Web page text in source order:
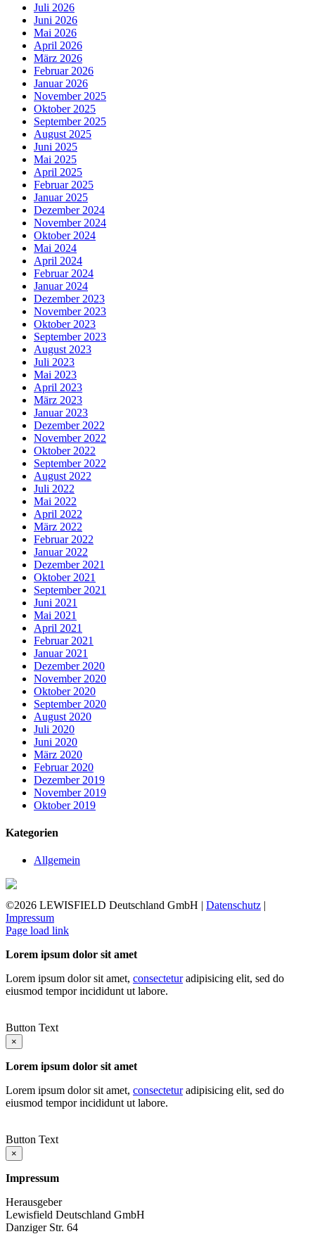
Juli 2026
Juni 2026
Mai 2026
April 2026
März 2026
Februar 2026
Januar 2026
November 2025
Oktober 2025
September 2025
August 2025
Juni 2025
Mai 2025
April 2025
Februar 2025
Januar 2025
Dezember 2024
November 2024
Oktober 2024
Mai 2024
April 2024
Februar 2024
Januar 2024
Dezember 2023
November 2023
Oktober 2023
September 2023
August 2023
Juli 2023
Mai 2023
April 2023
März 2023
Januar 2023
Dezember 2022
November 2022
Oktober 2022
September 2022
August 2022
Juli 2022
Mai 2022
April 2022
März 2022
Februar 2022
Januar 2022
Dezember 2021
Oktober 2021
September 2021
Juni 2021
Mai 2021
April 2021
Februar 2021
Januar 2021
Dezember 2020
November 2020
Oktober 2020
September 2020
August 2020
Juli 2020
Juni 2020
März 2020
Februar 2020
Dezember 2019
November 2019
Oktober 2019
Kategorien
Allgemein
©2026 LEWISFIELD Deutschland GmbH | Datenschutz |
Impressum
Page load link
Lorem ipsum dolor sit amet
Lorem ipsum dolor sit amet, consecteturadipisicing elit, sed do
eiusmod tempor incididunt ut labore.
Button Text
×
Lorem ipsum dolor sit amet
Lorem ipsum dolor sit amet, consecteturadipisicing elit, sed do
eiusmod tempor incididunt ut labore.
Button Text
×
Impressum
Herausgeber
Lewisfield Deutschland GmbH
Danziger Str. 64